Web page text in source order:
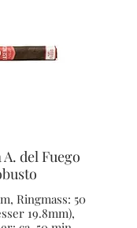
del Fuego
Ringmass: 50
19.8mm),